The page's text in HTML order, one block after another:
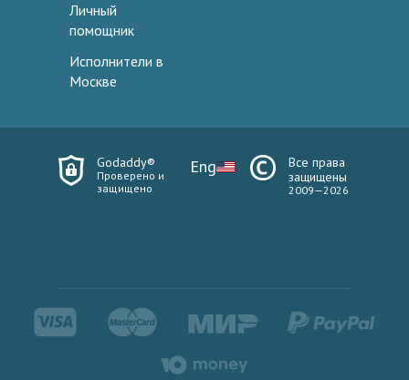
Личный
помощник
Исполнители в
Москве
Godaddy®
Проверено и
защищено
Eng
Все права
защищены
2009—2026